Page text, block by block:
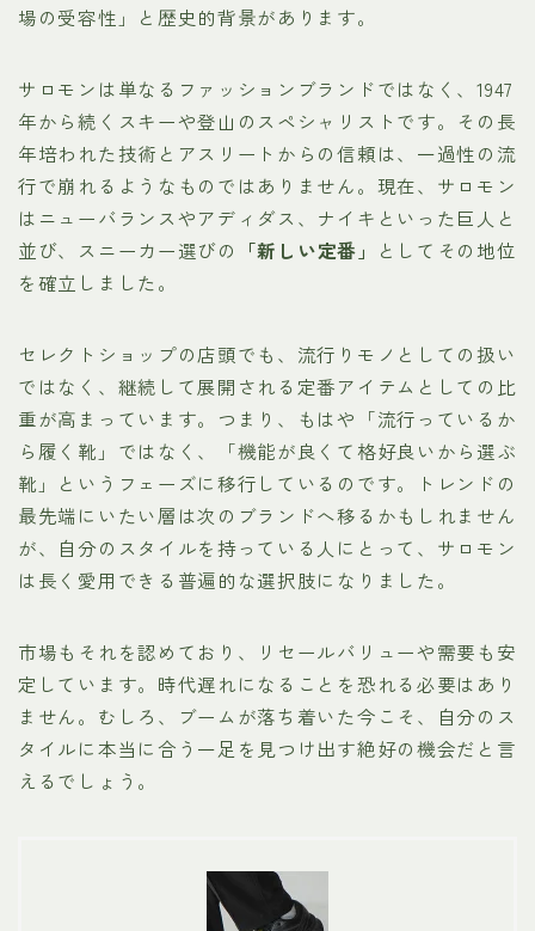
場の受容性」と歴史的背景があります。
サロモンは単なるファッションブランドではなく、1947
年から続くスキーや登山のスペシャリストです。その長
年培われた技術とアスリートからの信頼は、一過性の流
行で崩れるようなものではありません。現在、サロモン
はニューバランスやアディダス、ナイキといった巨人と
並び、スニーカー選びの
「新しい定番」
としてその地位
を確立しました。
セレクトショップの店頭でも、流行りモノとしての扱い
ではなく、継続して展開される定番アイテムとしての比
重が高まっています。つまり、もはや「流行っているか
ら履く靴」ではなく、「機能が良くて格好良いから選ぶ
靴」というフェーズに移行しているのです。トレンドの
最先端にいたい層は次のブランドへ移るかもしれません
が、自分のスタイルを持っている人にとって、サロモン
は長く愛用できる普遍的な選択肢になりました。
市場もそれを認めており、リセールバリューや需要も安
定しています。時代遅れになることを恐れる必要はあり
ません。むしろ、ブームが落ち着いた今こそ、自分のス
タイルに本当に合う一足を見つけ出す絶好の機会だと言
えるでしょう。